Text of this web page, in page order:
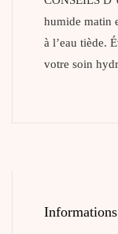
humide matin
à l’eau tiède.
votre soin